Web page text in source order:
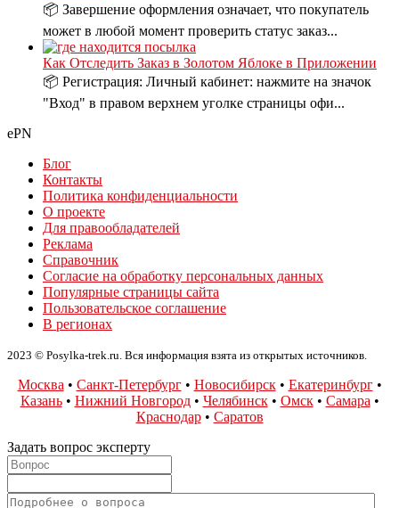
📦 Завершение оформления означает, что покупатель
может в любой момент проверить статус заказ...
Как Отследить Заказ в Золотом Яблоке в Приложении
📦 Регистрация: Личный кабинет: нажмите на значок
"Вход" в правом верхнем уголке страницы офи...
ePN
Блог
Контакты
Политика конфиденциальности
О проекте
Для правообладателей
Реклама
Справочник
Согласие на обработку персональных данных
Популярные страницы сайта
Пользовательское соглашение
В регионах
2023 © Posylka-trek.ru. Вся информация взята из открытых источников.
Москва • Санкт-Петербург• Новосибирск• Екатеринбург•
Казань• Нижний Новгород• Челябинск• Омск• Самара •
Краснодар• Саратов
Задать вопрос эксперту